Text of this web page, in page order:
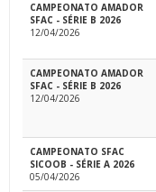
CAMPEONATO AMADOR
SFAC - SÉRIE B 2026
12/04/2026
CAMPEONATO AMADOR
SFAC - SÉRIE B 2026
12/04/2026
CAMPEONATO SFAC
SICOOB - SÉRIE A 2026
05/04/2026